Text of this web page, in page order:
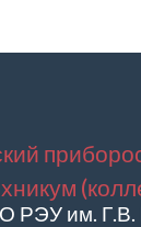
РЭУ им. Г.В.